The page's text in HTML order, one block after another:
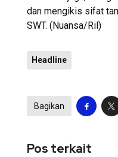
dan mengikis sifat
SWT. (Nuansa/Ril)
Headline
Bagikan
Pos terkait